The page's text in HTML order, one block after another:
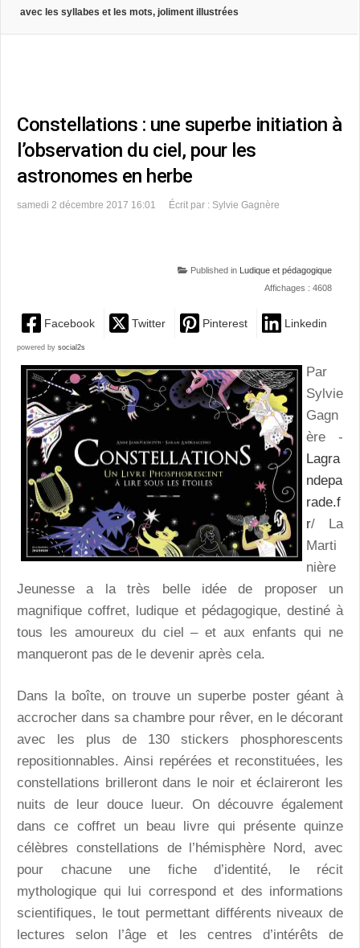
avec les syllabes et les mots, joliment illustrées
Constellations : une superbe initiation à
l’observation du ciel, pour les
astronomes en herbe
samedi 2 décembre 2017 16:01 Écrit par : Sylvie Gagnère
Published in
Ludique et pédagogique
Affichages : 4608
Facebook Twitter Pinterest Linkedin
powered by social2s
Par
Sylvie
Gagn
ère -
Lagra
ndepa
rade.f
r/ La
Marti
nière
Jeunesse a la très belle idée de proposer un
magnifique coffret, ludique et pédagogique, destiné à
tous les amoureux du ciel – et aux enfants qui ne
manqueront pas de le devenir après cela.
Dans la boîte, on trouve un superbe poster géant à
accrocher dans sa chambre pour rêver, en le décorant
avec les plus de 130 stickers phosphorescents
repositionnables. Ainsi repérées et reconstituées, les
constellations brilleront dans le noir et éclaireront les
nuits de leur douce lueur. On découvre également
dans ce coffret un beau livre qui présente quinze
célèbres constellations de l’hémisphère Nord, avec
pour chacune une fiche d’identité, le récit
mythologique qui lui correspond et des informations
scientifiques, le tout permettant différents niveaux de
lectures selon l’âge et les centres d’intérêts de